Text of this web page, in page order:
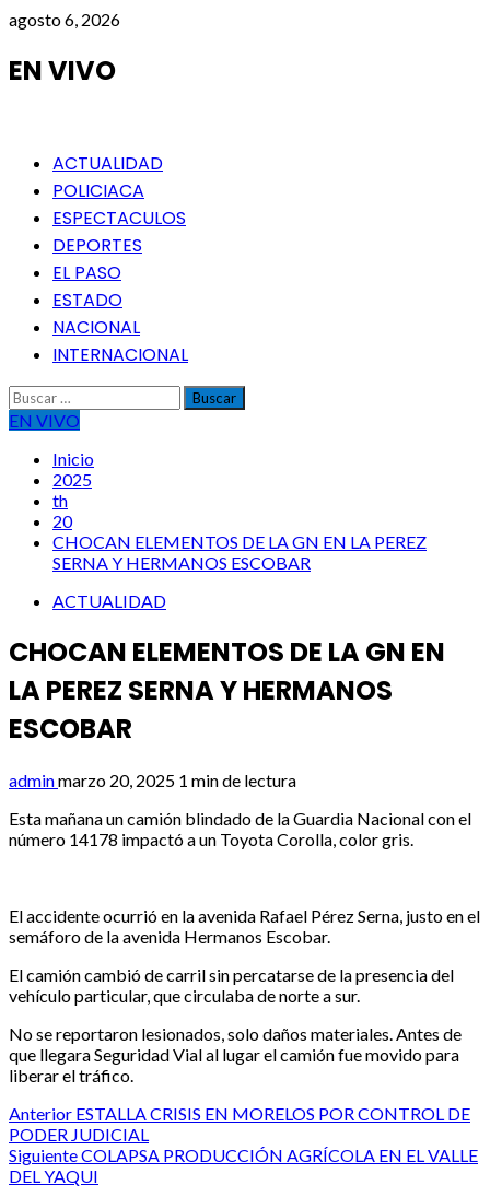
Saltar
contenido
agosto 6, 2026
EN VIVO
Menú
principal
ACTUALIDAD
POLICIACA
ESPECTACULOS
DEPORTES
EL PASO
ESTADO
NACIONAL
INTERNACIONAL
Buscar:
EN VIVO
Inicio
2025
th
20
CHOCAN ELEMENTOS DE LA GN EN LA PEREZ
SERNA Y HERMANOS ESCOBAR
ACTUALIDAD
CHOCAN ELEMENTOS DE LA GN EN
LA PEREZ SERNA Y HERMANOS
ESCOBAR
adminmarzo 20, 2025 1 min de lectura
Esta mañana un camión blindado de la Guardia Nacional con el
número 14178 impactó a un Toyota Corolla, color gris.
El accidente ocurrió en la avenida Rafael Pérez Serna, justo en el
semáforo de la avenida Hermanos Escobar.
El camión cambió de carril sin percatarse de la presencia del
vehículo particular, que circulaba de norte a sur.
No se reportaron lesionados, solo daños materiales. Antes de
que llegara Seguridad Vial al lugar el camión fue movido para
liberar el tráfico.
Post
navigation
Anterior ESTALLA CRISIS EN MORELOS POR CONTROL DE
PODER JUDICIAL
SiguienteCOLAPSA PRODUCCIÓN AGRÍCOLA EN EL VALLE
DEL YAQUI